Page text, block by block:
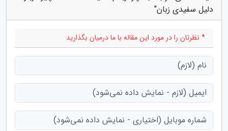
دلیل سفیدی زبان"
* نظرتان را در مورد این مقاله با ما درمیان بگذارید